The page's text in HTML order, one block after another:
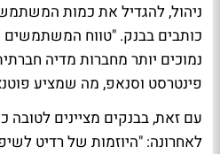
ניהול, להגדיל את כמות
כותבים בבנק. "טווח
נמוכים יותר מחברות מדיה
פינטרסט וסנאפ, מה שמציע
עם זאת, בבנקים מציינים
לאחרונה: "היוזמות של רדיט